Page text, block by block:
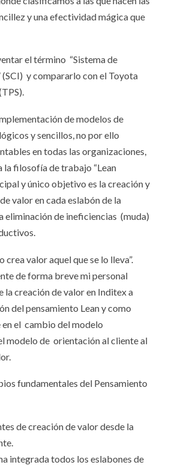
y una efectividad mágica que
el término “Sistema de
y compararlo con el Toyota
de modelos de
y sencillos, no por ello
en todas las organizaciones,
la filosofía de trabajo “Lean
y único objetivo es la creación y
valor en cada eslabón de la
eliminación de ineficiencias (muda)
crea valor aquel que se lo lleva”.
de forma breve mi personal
creación de valor en Inditex a
del pensamiento Lean y como
en el cambio del modelo
modelo de orientación al cliente al
fundamentales del Pensamiento
de creación de valor desde la
integrada todos los eslabones de